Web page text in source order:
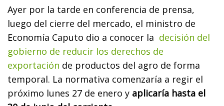
Ayer por la tarde en conferencia de prensa,
luego del cierre del mercado, el ministro de
Economía Caputo dio a conocer la decisión del
gobierno de reducir los derechos de
exportación de productos del agro de forma
temporal. La normativa comenzaría a regir el
próximo lunes 27 de enero y aplicaría hasta el